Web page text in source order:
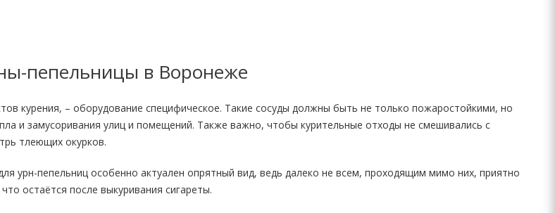
пепельницы в Воронеже
курения, – оборудование специфическое. Такие сосуды должны быть не только пожаростойкими, но
и замусоривания улиц и помещений. Также важно, чтобы курительные отходы не смешивались с
тлеющих окурков.
урн-пепельниц особенно актуален опрятный вид, ведь далеко не всем, проходящим мимо них, приятно
остаётся после выкуривания сигареты.